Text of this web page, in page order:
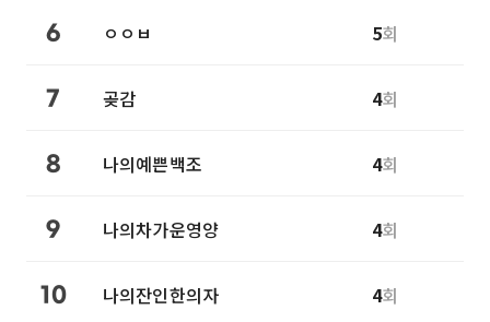
6 ㅇㅇㅂ 5회
7 곶감 4회
8 나의예쁜백조 4회
9 나의차가운영양 4회
10 나의잔인한의자 4회